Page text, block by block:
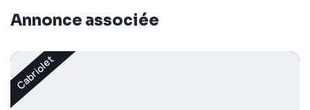
Annonce associée
Cabriolet